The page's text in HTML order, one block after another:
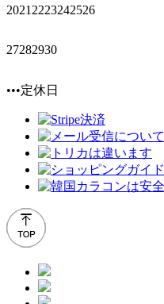
2021 2223242526
27282930
•••定休日